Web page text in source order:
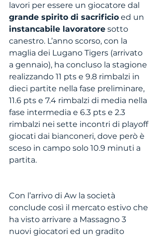
lavori per essere un giocatore dal
grande spirito di sacrificio ed un
instancabile lavoratore sotto
canestro. L’anno scorso, con la
maglia dei Lugano Tigers (arrivato
a gennaio), ha concluso la stagione
realizzando 11 pts e 9.8 rimbalzi in
dieci partite nella fase preliminare,
11.6 pts e 7.4 rimbalzi di media nella
fase intermedia e 6.3 pts e 2.3
rimbalzi nei sette incontri di playoff
giocati dai bianconeri, dove però è
sceso in campo solo 10.9 minuti a
partita.
Con l’arrivo di Aw la società
conclude così il mercato estivo che
ha visto arrivare a Massagno 3
nuovi giocatori ed un gradito